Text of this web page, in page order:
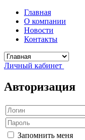
Главная
О компании
Новости
Контакты
Личный кабинет
Авторизация
Запомнить меня